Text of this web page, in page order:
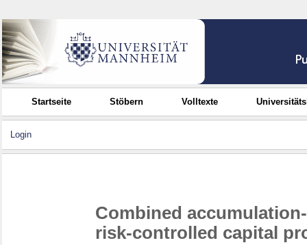
Startseite Stöbern Volltexte
Login
Combined
risk-controlled capital